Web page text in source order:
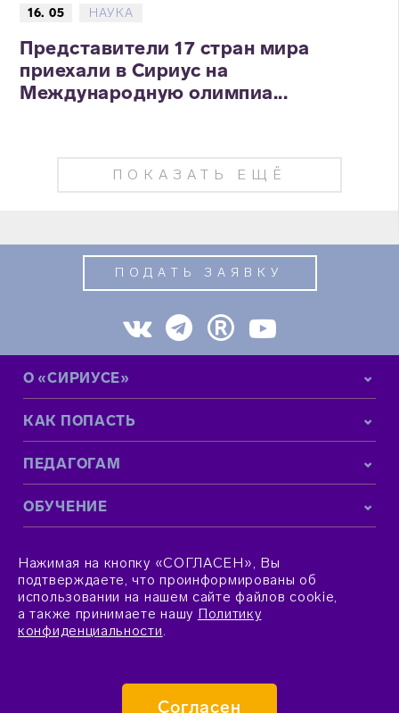
16. 05 НАУКА
Представители 17 стран мира
приехали в Сириус на
Международную олимпиа...
ПОКАЗАТЬ ЕЩЁ
ПОДАТЬ ЗАЯВКУ
О «СИРИУСЕ»
КАК ПОПАСТЬ
ПЕДАГОГАМ
ОБУЧЕНИЕ
Нажимая на кнопку «СОГЛАСЕН», Вы
подтверждаете, что проинформированы об
использовании на нашем сайте файлов cookie,
а также принимаете нашу Политику
конфиденциальности.
Согласен